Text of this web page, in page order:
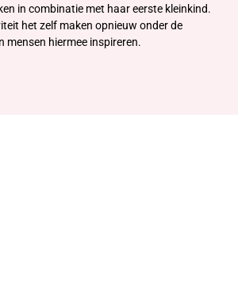
in combinatie met haar eerste kleinkind.
het zelf maken opnieuw onder de
mensen hiermee inspireren.